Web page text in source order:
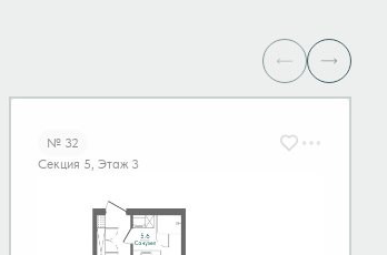
№ 32
Секция 5, Этаж 3